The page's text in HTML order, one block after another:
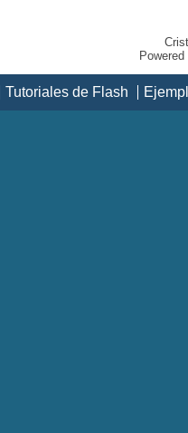
Tutoriales de Flash